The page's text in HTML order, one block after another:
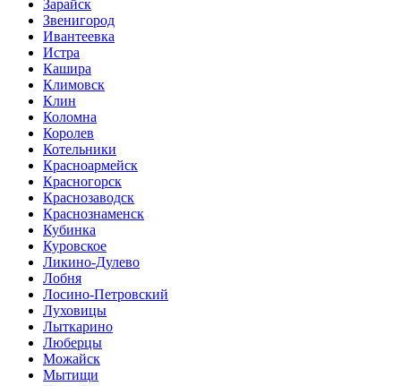
Зарайск
Звенигород
Ивантеевка
Истра
Кашира
Климовск
Клин
Коломна
Королев
Котельники
Красноармейск
Красногорск
Краснозаводск
Краснознаменск
Кубинка
Куровское
Ликино-Дулево
Лобня
Лосино-Петровский
Луховицы
Лыткарино
Люберцы
Можайск
Мытищи